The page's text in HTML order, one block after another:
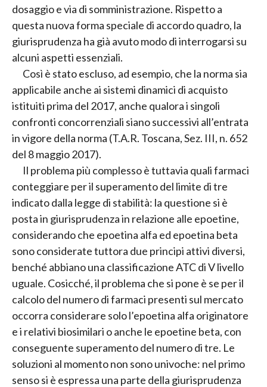
dosaggio e via di somministrazione. Rispetto a
questa nuova forma speciale di accordo quadro, la
giurisprudenza ha già avuto modo di interrogarsi su
alcuni aspetti essenziali.
Così è stato escluso, ad esempio, che la norma sia
applicabile anche ai sistemi dinamici di acquisto
istituiti prima del 2017, anche qualora i singoli
confronti concorrenziali siano successivi all’entrata
in vigore della norma (T.A.R. Toscana, Sez. III, n. 652
del 8 maggio 2017).
Il problema più complesso è tuttavia quali farmaci
conteggiare per il superamento del limite di tre
indicato dalla legge di stabilità: la questione si è
posta in giurisprudenza in relazione alle epoetine,
considerando che epoetina alfa ed epoetina beta
sono considerate tuttora due principi attivi diversi,
benché abbiano una classificazione ATC di V livello
uguale. Cosicché, il problema che si pone è se per il
calcolo del numero di farmaci presenti sul mercato
occorra considerare solo l’epoetina alfa originatore
e i relativi biosimilari o anche le epoetine beta, con
conseguente superamento del numero di tre. Le
soluzioni al momento non sono univoche: nel primo
senso si è espressa una parte della giurisprudenza